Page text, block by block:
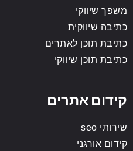
משפך שיווקי
כתיבה שיווקית
כתיבת תוכן לאתרים
כתיבת תוכן שיווקי
קידום אתרים
שירותי seo
קידום אורגני